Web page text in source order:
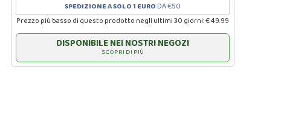
SPEDIZIONE A SOLO 1 EURO DA €50
Prezzo più basso di questo prodotto negli ultimi 30 giorni: € 49.99
DISPONIBILE NEI NOSTRI NEGOZI
SCOPRI DI PIÙ